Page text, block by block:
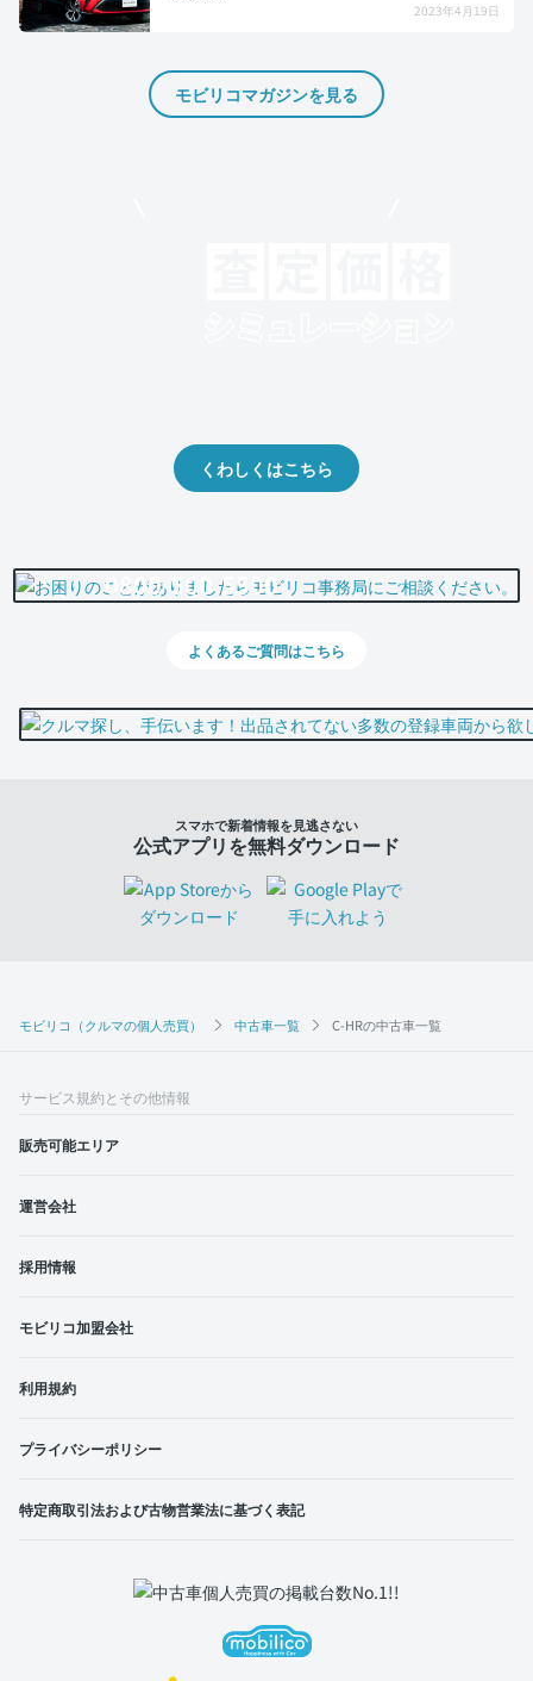
モビリコ（クルマの個人売買） 中古車一覧 C-HRの中古車一覧
2023年4月19日
モビリコマガジンを見る
くわしくはこちら
0800-500-5500
よくあるご質問はこちら
スマホで新着情報を見逃さない
公式アプリを無料ダウンロード
サービス規約とその他情報
販売可能エリア
運営会社
採用情報
モビリコ加盟会社
利用規約
プライバシーポリシー
特定商取引法および古物営業法に基づく表記